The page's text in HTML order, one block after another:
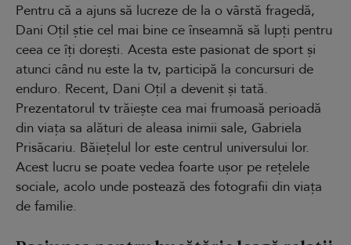
Pentru că a ajuns să lucreze de la o vârstă fragedă,
Dani Oțil știe cel mai bine ce înseamnă să lupți pentru
ceea ce îți dorești. Acesta este pasionat de sport și
atunci când nu este la tv, participă la concursuri de
enduro. Recent, Dani Oțil a devenit și tată.
Prezentatorul tv trăiește cea mai frumoasă perioadă
din viața sa alături de aleasa inimii sale, Gabriela
Prisăcariu. Băiețelul lor este centrul universului lor.
Acest lucru se poate vedea foarte ușor pe rețelele
sociale, acolo unde postează des fotografii din viața
de familie.